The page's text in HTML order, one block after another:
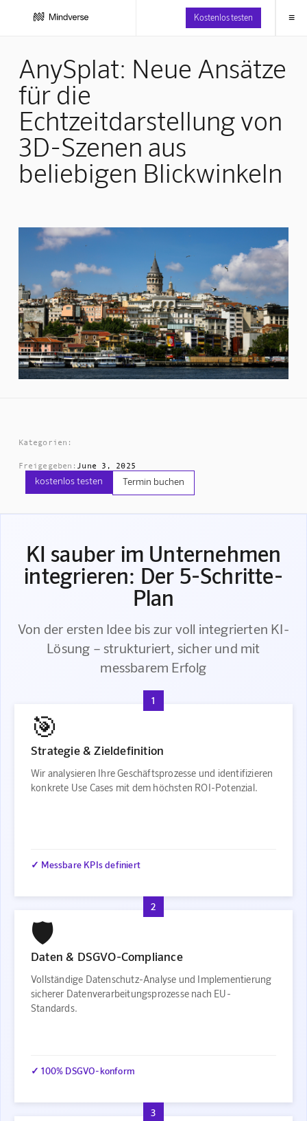
Kostenlos testen ≡
AnySplat: Neue Ansätze
für die
Echtzeitdarstellung von
3D-Szenen aus
beliebigen Blickwinkeln
Kategorien:
Freigegeben: June 3, 2025
kostenlos testen Termin buchen
KI sauber im Unternehmen
integrieren: Der 5-Schritte-
Plan
Von der ersten Idee bis zur voll integrierten KI-
Lösung – strukturiert, sicher und mit
messbarem Erfolg
1
🎯
Strategie & Zieldefinition
Wir analysieren Ihre Geschäftsprozesse und identifizieren
konkrete Use Cases mit dem höchsten ROI-Potenzial.
✓ Messbare KPIs definiert
2
🛡️
Daten & DSGVO-Compliance
Vollständige Datenschutz-Analyse und Implementierung
sicherer Datenverarbeitungsprozesse nach EU-
Standards.
✓ 100% DSGVO-konform
3